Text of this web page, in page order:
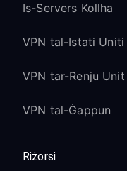
Is-Servers Kollha
VPN tal-Istati Uniti
VPN tar-Renju Unit
VPN tal-Ġappun
Riżorsi